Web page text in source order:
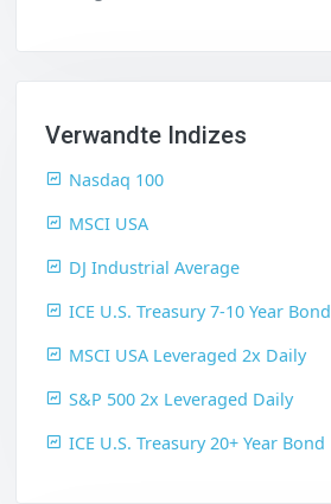
Verwandte Indizes
Nasdaq 100
MSCI USA
DJ Industrial Average
ICE U.S. Treasury 7-10 Year Bond
MSCI USA Leveraged 2x Daily
S&P 500 2x Leveraged Daily
ICE U.S. Treasury 20+ Year Bond